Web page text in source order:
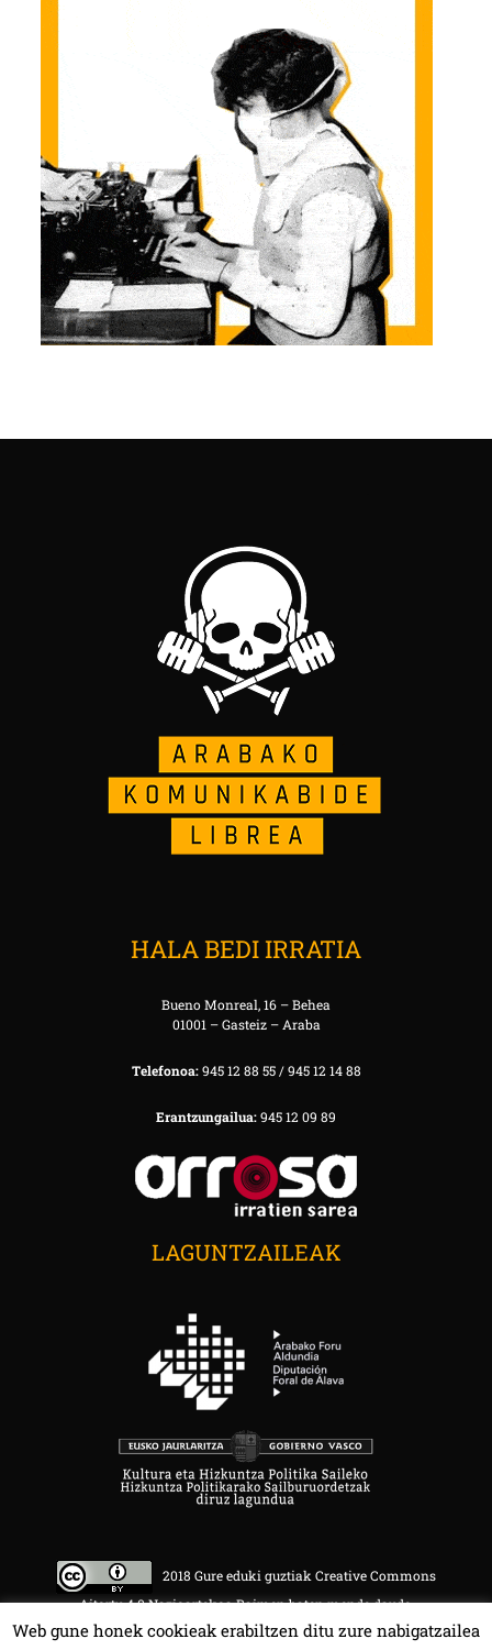
HALA BEDI IRRATIA
Bueno Monreal, 16 – Behea
01001 – Gasteiz – Araba
Telefonoa:945 12 88 55 / 945 12 14 88
Erantzungailua:945 12 09 89
LAGUNTZAILEAK
2018 Gure eduki guztiak Creative Commons
Aitortu 4.0 Nazioartekoa Baimen baten mende daude.
Web gune honek cookieak erabiltzen ditu zure nabigatzailea